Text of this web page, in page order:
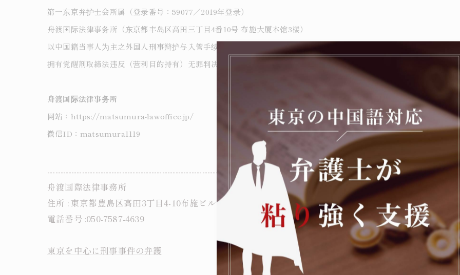
第一东京弁护士会所属（登录番号：59077／2019年登录）
舟渡国际法律事务所（东京都丰岛区高田三丁目4番10号 布施大厦本馆3楼）
以中国籍当事人为主之外国人刑事辩护与入管手续为主要专注领域。
拥有覚醒剤取締法违反（营利目的持有）无罪判决、特殊诈骗案件不起诉处分、高难度在留特别许可获得等办案实绩。
舟渡国际法律事务所
网站：https://matsumura-lawoffice.jp/
微信ID：matsumura1119
----------------------------------------------------------------------
舟渡国際法律事務所
住所 : 東京都豊島区高田3丁目4-10布施ビル本館3階
電話番号 :050-7587-4639
東京を中心に刑事事件の弁護